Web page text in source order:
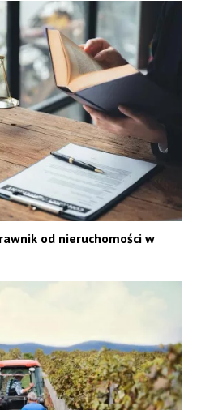
od nieruchomości w